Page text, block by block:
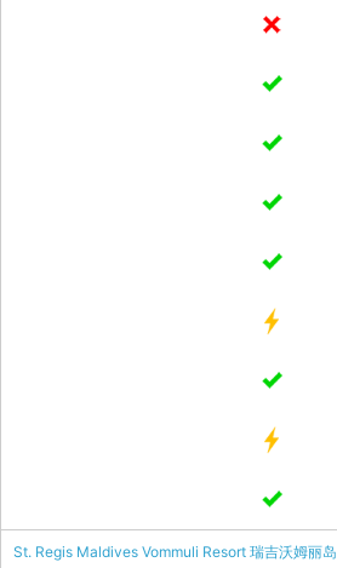
St. Regis Maldives Vommuli Resort 瑞吉沃姆丽岛